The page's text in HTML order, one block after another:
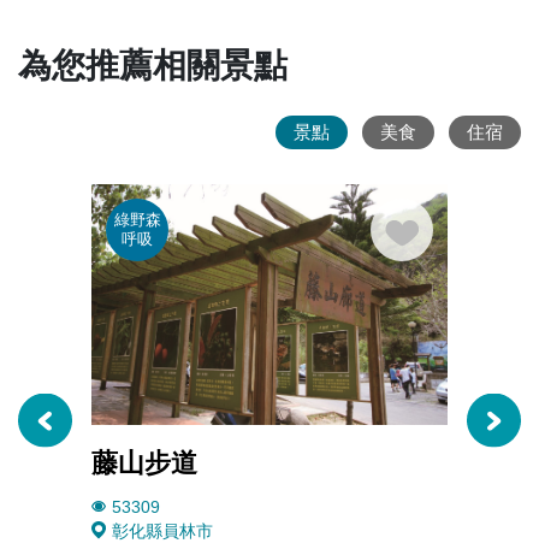
為您推薦相關景點
景點 美食 住宿
綠野森
呼吸
藤山步道
53309
彰化縣員林市